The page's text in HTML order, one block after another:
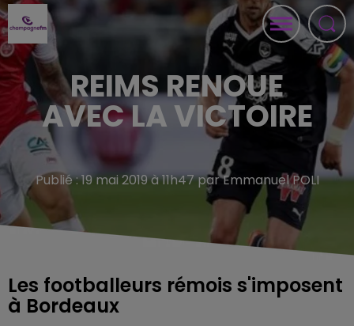
REIMS RENOUE
AVEC LA VICTOIRE
Publié : 19 mai 2019 à 11h47 par Emmanuel POLI
Les footballeurs rémois s'imposent
à Bordeaux